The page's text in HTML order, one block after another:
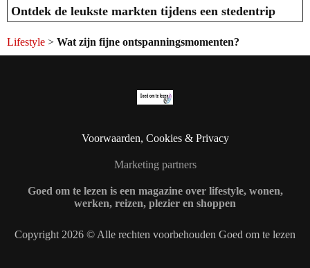
Ontdek de leukste markten tijdens een stedentrip
Lifestyle > Wat zijn fijne ontspanningsmomenten?
Voorwaarden, Cookies & Privacy
Marketing partners
Goed om te lezen is een magazine over lifestyle, wonen,
werken, reizen, plezier en shoppen
Copyright 2026 © Alle rechten voorbehouden Goed om te lezen